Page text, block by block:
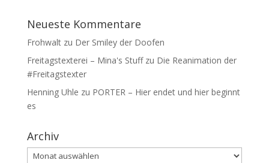
Neueste Kommentare
Frohwaltzu Der Smiley der Doofen
Freitagstexterei – Mina's Stuffzu Die Reanimation der
#Freitagstexter
Henning Uhle zu PORTER – Hier endet und hier beginnt
es
Archiv
Archiv